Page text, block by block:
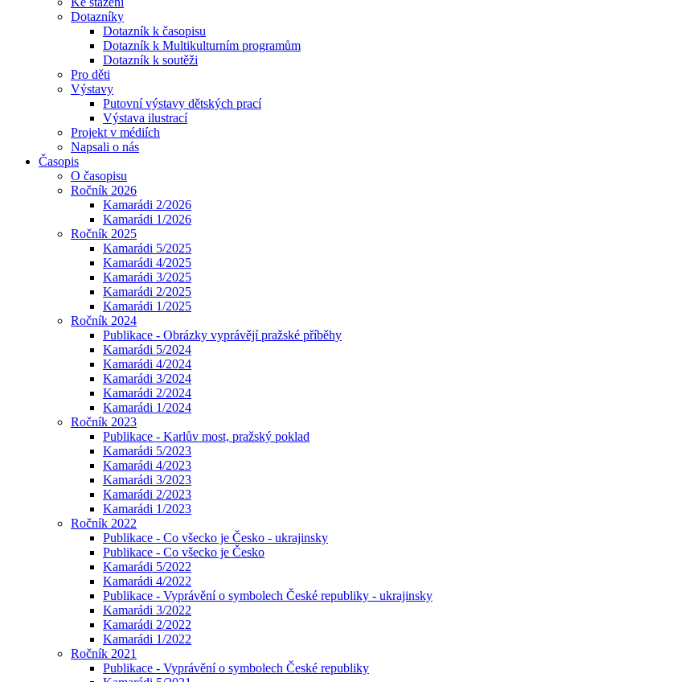
Dotazníky
Dotazník k časopisu
Dotazník k Multikulturním programům
Dotazník k soutěži
Pro děti
Výstavy
Putovní výstavy dětských prací
Výstava ilustrací
Projekt v médiích
Napsali o nás
Časopis
O časopisu
Ročník 2026
Kamarádi 2/2026
Kamarádi 1/2026
Ročník 2025
Kamarádi 5/2025
Kamarádi 4/2025
Kamarádi 3/2025
Kamarádi 2/2025
Kamarádi 1/2025
Ročník 2024
Publikace - Obrázky vyprávějí pražské příběhy
Kamarádi 5/2024
Kamarádi 4/2024
Kamarádi 3/2024
Kamarádi 2/2024
Kamarádi 1/2024
Ročník 2023
Publikace - Karlův most, pražský poklad
Kamarádi 5/2023
Kamarádi 4/2023
Kamarádi 3/2023
Kamarádi 2/2023
Kamarádi 1/2023
Ročník 2022
Publikace - Co všecko je Česko - ukrajinsky
Publikace - Co všecko je Česko
Kamarádi 5/2022
Kamarádi 4/2022
Publikace - Vyprávění o symbolech České republiky - ukrajinsky
Kamarádi 3/2022
Kamarádi 2/2022
Kamarádi 1/2022
Ročník 2021
Publikace - Vyprávění o symbolech České republiky